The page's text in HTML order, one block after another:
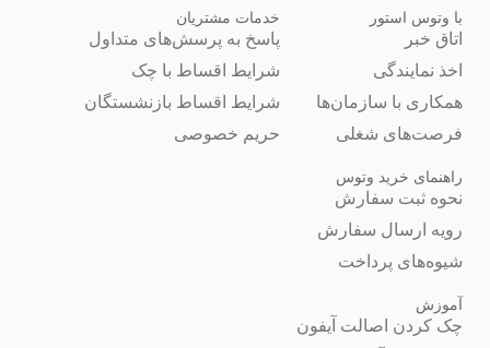
با وتوس استور
اتاق خبر
اخذ نمایندگی
همکاری با سازمان‌ها
فرصت‌های شغلی
خدمات مشتریان
پاسخ به پرسش‌های متداول
شرایط اقساط با چک
شرایط اقساط بازنشستگان
حریم خصوصی
راهنمای خرید وتوس
نحوه ثبت سفارش
رویه ارسال سفارش
شیوه‌های پرداخت
آموزش
چک کردن اصالت آیفون